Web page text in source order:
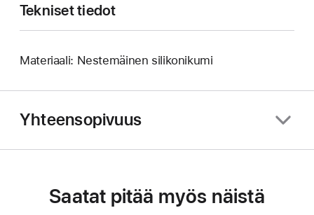
Tekniset tiedot
Materiaali: Nestemäinen silikonikumi
Yhteensopivuus
Saatat pitää myös näistä